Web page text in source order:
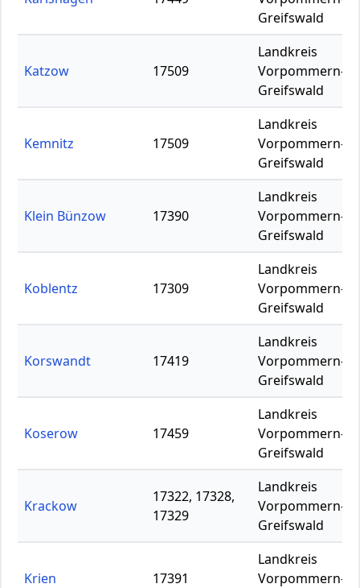
Greifswald
Katzow 17509
Landkreis
Vorpommern-
Greifswald
Kemnitz 17509
Landkreis
Vorpommern-
Greifswald
Klein Bünzow 17390
Landkreis
Vorpommern-
Greifswald
Koblentz 17309
Landkreis
Vorpommern-
Greifswald
Korswandt 17419
Landkreis
Vorpommern-
Greifswald
Koserow 17459
Landkreis
Vorpommern-
Greifswald
Krackow
17322, 17328,
17329
Landkreis
Vorpommern-
Greifswald
Krien 17391
Landkreis
Vorpommern-